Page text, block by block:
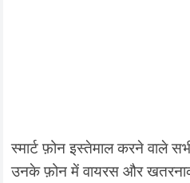
स्मार्ट फ़ोन इस्तेमाल करने वाले
उनके फ़ोन में वायरस और